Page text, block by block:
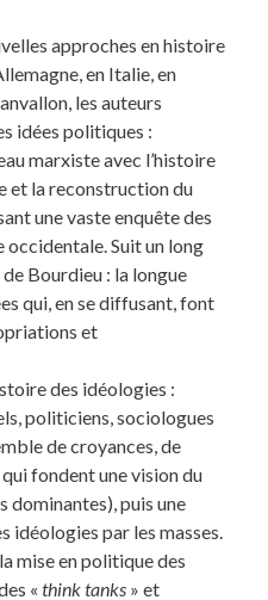
approches en histoire
en Italie, en
les auteurs
idées politiques :
marxiste avec l’histoire
et la reconstruction du
une vaste enquête des
Suit un long
Bourdieu : la longue
qui, en se diffusant, font
et
des idéologies :
politiciens, sociologues
de croyances, de
fondent une vision du
dominantes), puis une
idéologies par les masses.
mise en politique des
« think tanks » et